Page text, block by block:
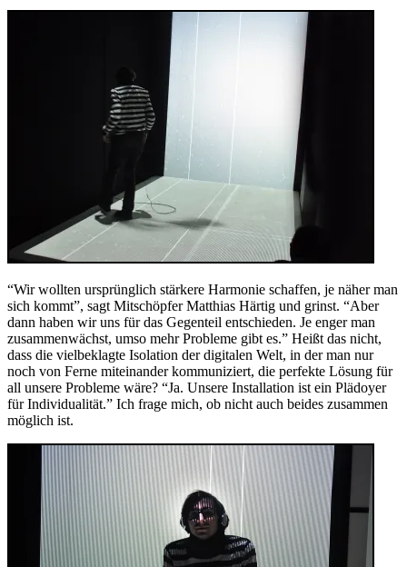
“Wir wollten ursprünglich stärkere Harmonie schaffen, je näher man
sich kommt”, sagt Mitschöpfer Matthias Härtig und grinst. “Aber
dann haben wir uns für das Gegenteil entschieden. Je enger man
zusammenwächst, umso mehr Probleme gibt es.” Heißt das nicht,
dass die vielbeklagte Isolation der digitalen Welt, in der man nur
noch von Ferne miteinander kommuniziert, die perfekte Lösung für
all unsere Probleme wäre? “Ja. Unsere Installation ist ein Plädoyer
für Individualität.” Ich frage mich, ob nicht auch beides zusammen
möglich ist.